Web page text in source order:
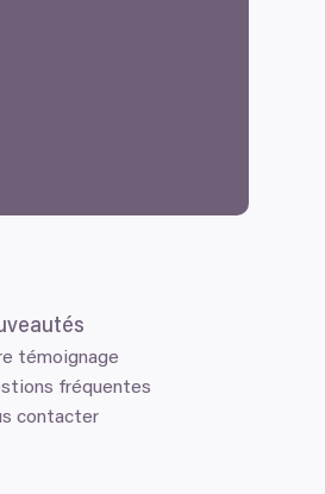
témoignage
fréquentes
contacter